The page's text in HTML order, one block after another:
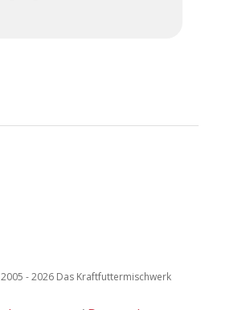
2005 - 2026 Das Kraftfuttermischwerk